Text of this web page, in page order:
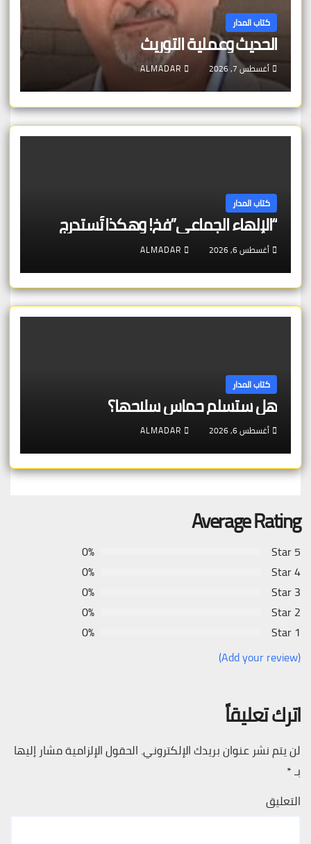
كتاب المدار
الحديث وعملية التوريث
أغسطس 7, 2026 ALMADAR
كتاب المدار
“الإلهاء الجماعي”فخ! وهكذا تُستدرج
أغسطس 6, 2026 ALMADAR
كتاب المدار
هل ستسلم حماس سلاحها؟
أغسطس 6, 2026 ALMADAR
Average Rating
5 Star
0%
4 Star
0%
3 Star
0%
2 Star
0%
1 Star
0%
(Add your review)
اترك تعليقاً
لن يتم نشر عنوان بريدك الإلكتروني. الحقول الإلزامية مشار إليها
بـ*
التعليق